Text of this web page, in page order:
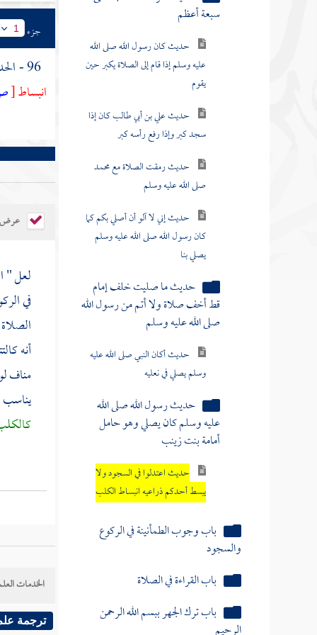
حديث كان رسول الله صلى الله
عليه وسلم إذا قام إلى الصلاة يكبر حين
يقوم
سجد كبر وإذا رفع رأسه كبر
حديث رمقت الصلاة مع محمد
صلى الله عليه وسلم
حديث إني لا آلو أن أصلي بكم كما
كان رسول الله صلى الله عليه وسلم
يصلي بنا
حديث ما صليت خلف إمام
قط أخف صلاة ولا أتم من رسول الله
صلى الله عليه وسلم
حديث أكان النبي صلى الله عليه
وسلم يصلي في نعليه
حديث رسول الله صلى الله
عليه وسلم كان يصلي وهو حامل
أمامة بنت زينب
حديث اعتدلوا في السجود ولا
يبسط أحدكم ذراعيه انبساط الكلب
باب وجوب الطمأنينة في الركوع
والسجود
باب القراءة في الصلاة
باب ترك الجهر ببسم الله الرحمن
الرحيم
جزء 1
96 - الحديث الرابع عشر : عن
انبساط[
عرض
لعل "
في
أنه
مناف
يناسب
الخدمات
ترجمة